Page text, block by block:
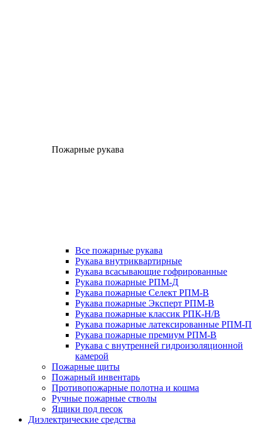
Пожарные рукава
Все пожарные рукава
Рукава внутриквартирные
Рукава всасывающие гофрированные
Рукава пожарные РПМ-Д
Рукава пожарные Селект РПМ-В
Рукава пожарные Эксперт РПМ-В
Рукава пожарные классик РПК-Н/В
Рукава пожарные латексированные РПМ-П
Рукава пожарные премиум РПМ-В
Рукава с внутренней гидроизоляционной
камерой
Пожарные щиты
Пожарный инвентарь
Противопожарные полотна и кошма
Ручные пожарные стволы
Ящики под песок
Диэлектрические средства